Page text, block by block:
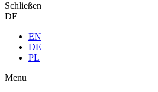
Schließen
DE
EN
DE
PL
Menu